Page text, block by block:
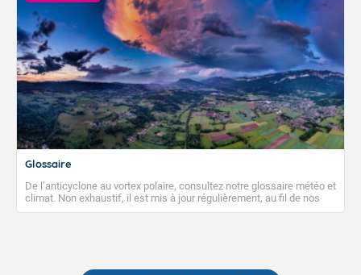
Glossaire
De l’anticyclone au vortex polaire, consultez notre glossaire météo et
climat. Non exhaustif, il est mis à jour régulièrement, au fil de nos
publications. Vous y trouverez également des liens utiles vers nos